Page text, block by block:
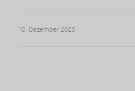
10. Dezember 2025